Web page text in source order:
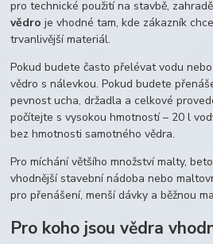
pro technické použití na stavbě,
vědro je vhodné tam, kde zákazník
trvanlivější materiál.
Pokud budete často přelévat vodu
vědro s nálevkou. Pokud budete
pevnost ucha, držadla a celkové
počítejte s vysokou hmotností – 20 l
bez hmotnosti samotného vědra.
Pro míchání většího množství malty,
vhodnější stavební nádoba nebo
pro přenášení, menší dávky a běžnou
Pro koho jsou vědra